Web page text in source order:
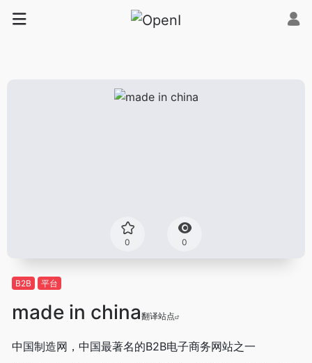
0 0
B2B 平台
made in china翻译站点
中国制造网，中国最著名的B2B电子商务网站之一